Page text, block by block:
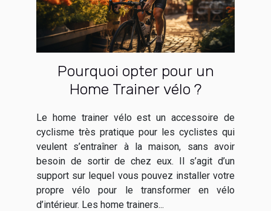
Pourquoi opter pour un
Home Trainer vélo ?
Le home trainer vélo est un accessoire de
cyclisme très pratique pour les cyclistes qui
veulent s’entraîner à la maison, sans avoir
besoin de sortir de chez eux. Il s’agit d’un
support sur lequel vous pouvez installer votre
propre vélo pour le transformer en vélo
d’intérieur. Les home trainers...